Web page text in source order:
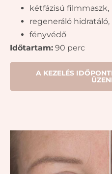
kétfázisú filmmaszk,
regeneráló hidratáló,
fényvédő
Időtartam: 90 perc
A KEZELÉS